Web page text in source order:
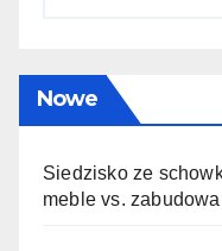
Nowe
Siedzisko ze
meble vs.